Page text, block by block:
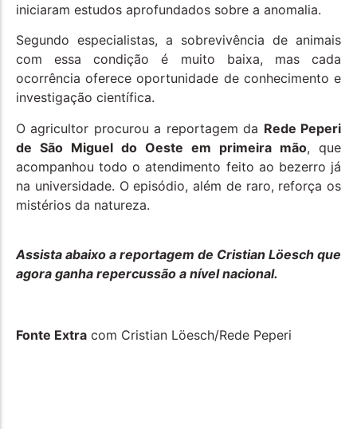
iniciaram estudos aprofundados sobre a anomalia.
Segundo especialistas, a sobrevivência de animais
com essa condição é muito baixa, mas cada
ocorrência oferece oportunidade de conhecimento e
investigação científica.
O agricultor procurou a reportagem da Rede Peperi
de São Miguel do Oeste em primeira mão, que
acompanhou todo o atendimento feito ao bezerro já
na universidade. O episódio, além de raro, reforça os
mistérios da natureza.
Assista abaixo a reportagem de Cristian Löesch que
agora ganha repercussão a nível nacional.
Fonte Extra com Cristian Löesch/Rede Peperi